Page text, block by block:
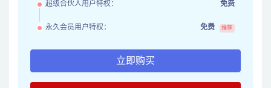
超级合伙人用户特权： 免费
永久会员用户特权： 免费 推荐
立即购买